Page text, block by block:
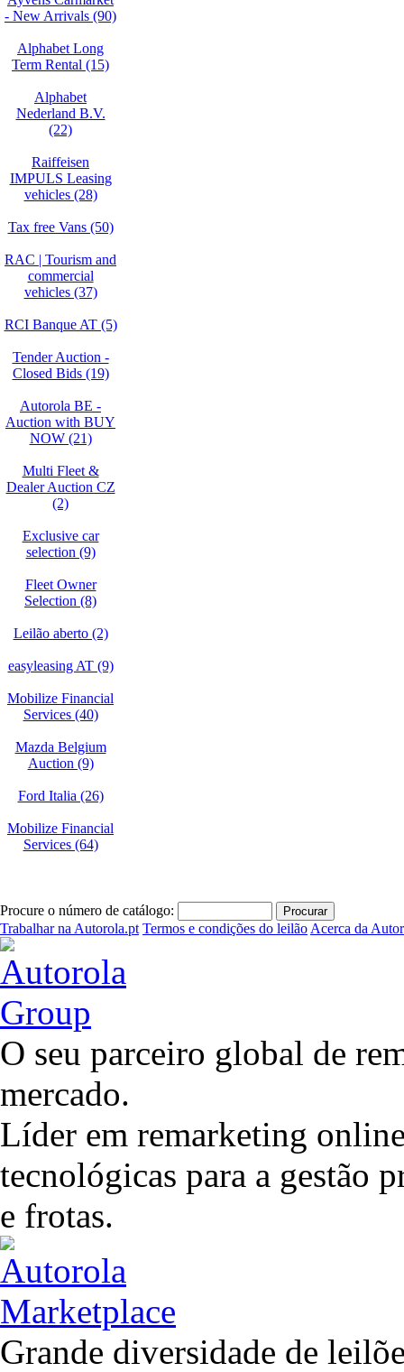
- New Arrivals (90)
Alphabet Long
Term Rental (15)
Alphabet
Nederland B.V.
(22)
Raiffeisen
IMPULS Leasing
vehicles (28)
Tax free Vans (50)
RAC | Tourism and
commercial
vehicles (37)
RCI Banque AT (5)
Tender Auction -
Closed Bids (19)
Autorola BE -
Auction with BUY
NOW (21)
Multi Fleet &
Dealer Auction CZ
(2)
Exclusive car
selection (9)
Fleet Owner
Selection (8)
Leilão aberto (2)
easyleasing AT (9)
Mobilize Financial
Services (40)
Mazda Belgium
Auction (9)
Ford Italia (26)
Mobilize Financial
Services (64)
Procure o número de catálogo:
Trabalhar na Autorola.pt Termos e condições do leilão Acerca da
O seu parceiro global de
mercado.
Líder em remarketing
tecnológicas para a gestão
e frotas.
Grande diversidade de